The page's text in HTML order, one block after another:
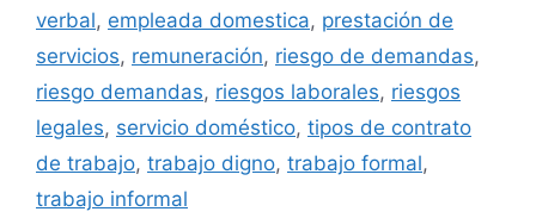
verbal, empleada domestica, prestación de
servicios, remuneración, riesgo de demandas,
riesgo demandas, riesgos laborales, riesgos
legales, servicio doméstico, tipos de contrato
de trabajo, trabajo digno, trabajo formal,
trabajo informal